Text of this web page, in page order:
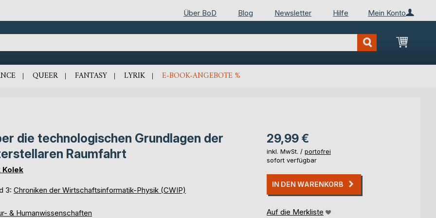
Mein Konto
Über BoD Blog Newsletter Hilfe
Mein
QUEER FANTASY LYRIK E-BOOK-ANGEBOTE %
die technologischen Grundlagen der
Raumfahrt
Kolek
3: Chroniken der Wirtschaftsinformatik-Physik (CWIP)
& Humanwissenschaften
29,99 €
inkl. MwSt. / portofrei
sofort verfügbar
IN DEN WARENKORB
Auf die Merkliste